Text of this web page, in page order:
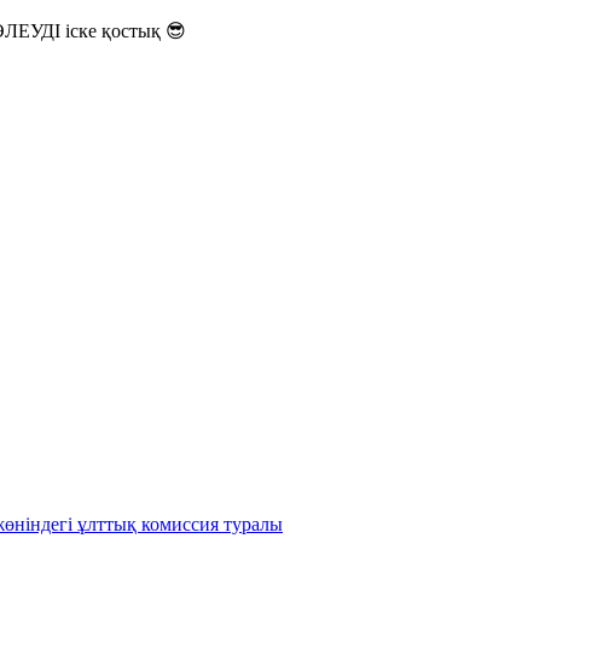
іске қостық 😎
ұлттық комиссия туралы